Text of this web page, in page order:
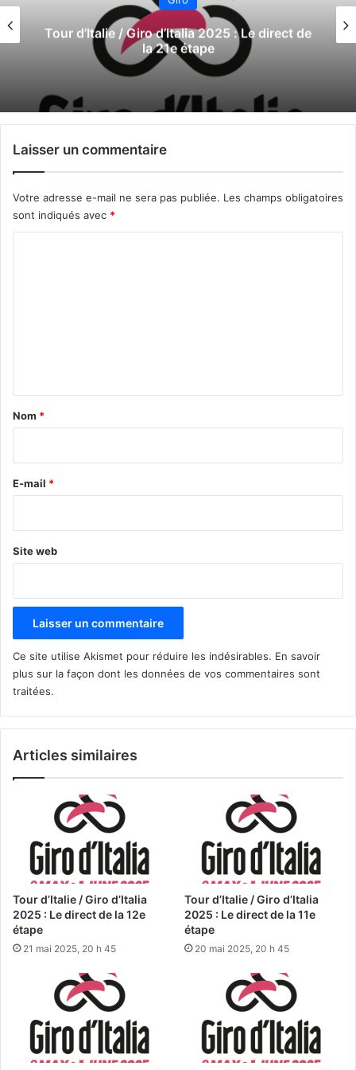
Tour d’Italie / Giro d’Italia 2025 : Le direct de
la 20e étape
Laisser un commentaire
Votre adresse e-mail ne sera pas publiée. Les champs obligatoires
sont indiqués avec *
a
e
Nom *
E-mail *
Site web
Ce site utilise Akismet pour réduire les indésirables. En savoir
plus sur la façon dont les données de vos commentaires sont
traitées.
Articles similaires
Tour d’Italie / Giro d’Italia
2025 : Le direct de la 12e
étape
21 mai 2025, 20 h 45
Tour d’Italie / Giro d’Italia
2025 : Le direct de la 11e
étape
20 mai 2025, 20 h 45